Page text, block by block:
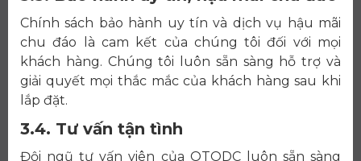
Chính sách bảo hành uy tín và dịch vụ hậu mãi
chu đáo là cam kết của chúng tôi đối với mọi
khách hàng. Chúng tôi luôn sẵn sàng hỗ trợ và
giải quyết mọi thắc mắc của khách hàng sau khi
lắp đặt.
3.4. Tư vấn tận tình
Đội ngũ tư vấn viên của OTODC luôn sẵn sàng